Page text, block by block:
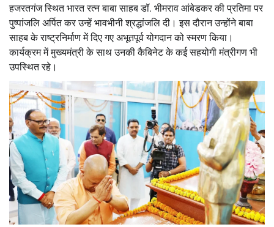
हजरतगंज स्थित भारत रत्न बाबा साहब डॉ. भीमराव आंबेडकर की प्रतिमा पर
पुष्पांजलि अर्पित कर उन्हें भावभीनी श्रद्धांजलि दी। इस दौरान उन्होंने बाबा
साहब के राष्ट्रनिर्माण में दिए गए अभूतपूर्व योगदान को स्मरण किया।
कार्यक्रम में मुख्यमंत्री के साथ उनकी कैबिनेट के कई सहयोगी मंत्रीगण भी
उपस्थित रहे।